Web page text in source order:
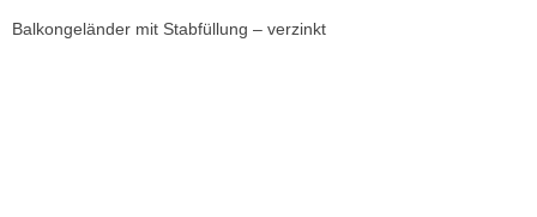
Balkongeländer mit Stabfüllung – verzinkt